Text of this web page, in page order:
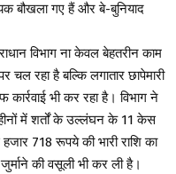
बौखला गए हैं और बे-बुनियाद
विभाग ना केवल बेहतरीन काम
चल रहा है बल्कि लगातार छापेमारी
भी कर रहा है। विभाग ने
में शर्तों के उल्लंघन के 11 केस
718 रूपये की भारी राशि का
जुर्माने की वसूली भी कर ली है।